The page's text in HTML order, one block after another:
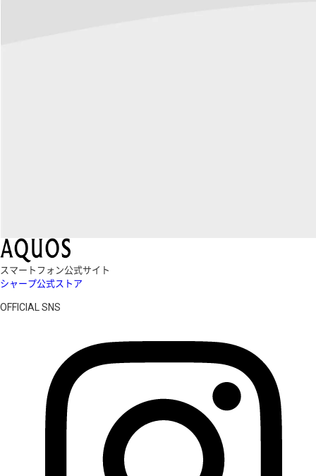
スマートフォン公式サイト
シャープ公式ストア
OFFICIAL SNS